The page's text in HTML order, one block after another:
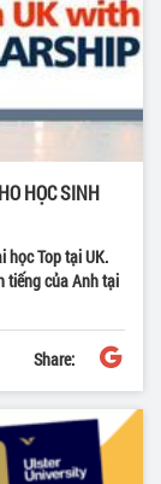
HỌC SINH
học Top tại UK.
tiếng của Anh tại
Share: